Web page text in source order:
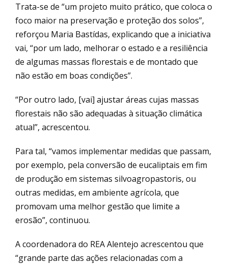
Trata-se de “um projeto muito prático, que coloca o
foco maior na preservação e proteção dos solos”,
reforçou Maria Bastídas, explicando que a iniciativa
vai, “por um lado, melhorar o estado e a resiliência
de algumas massas florestais e de montado que
não estão em boas condições”.
“Por outro lado, [vai] ajustar áreas cujas massas
florestais não são adequadas à situação climática
atual”, acrescentou.
Para tal, “vamos implementar medidas que passam,
por exemplo, pela conversão de eucaliptais em fim
de produção em sistemas silvoagropastoris, ou
outras medidas, em ambiente agrícola, que
promovam uma melhor gestão que limite a
erosão”, continuou.
A coordenadora do REA Alentejo acrescentou que
“grande parte das ações relacionadas com a